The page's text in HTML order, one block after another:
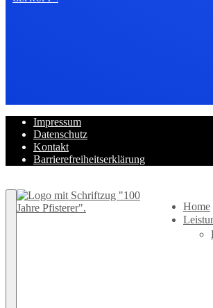
Impressum
Datenschutz
Kontakt
Barrierefreiheitserklärung
Home